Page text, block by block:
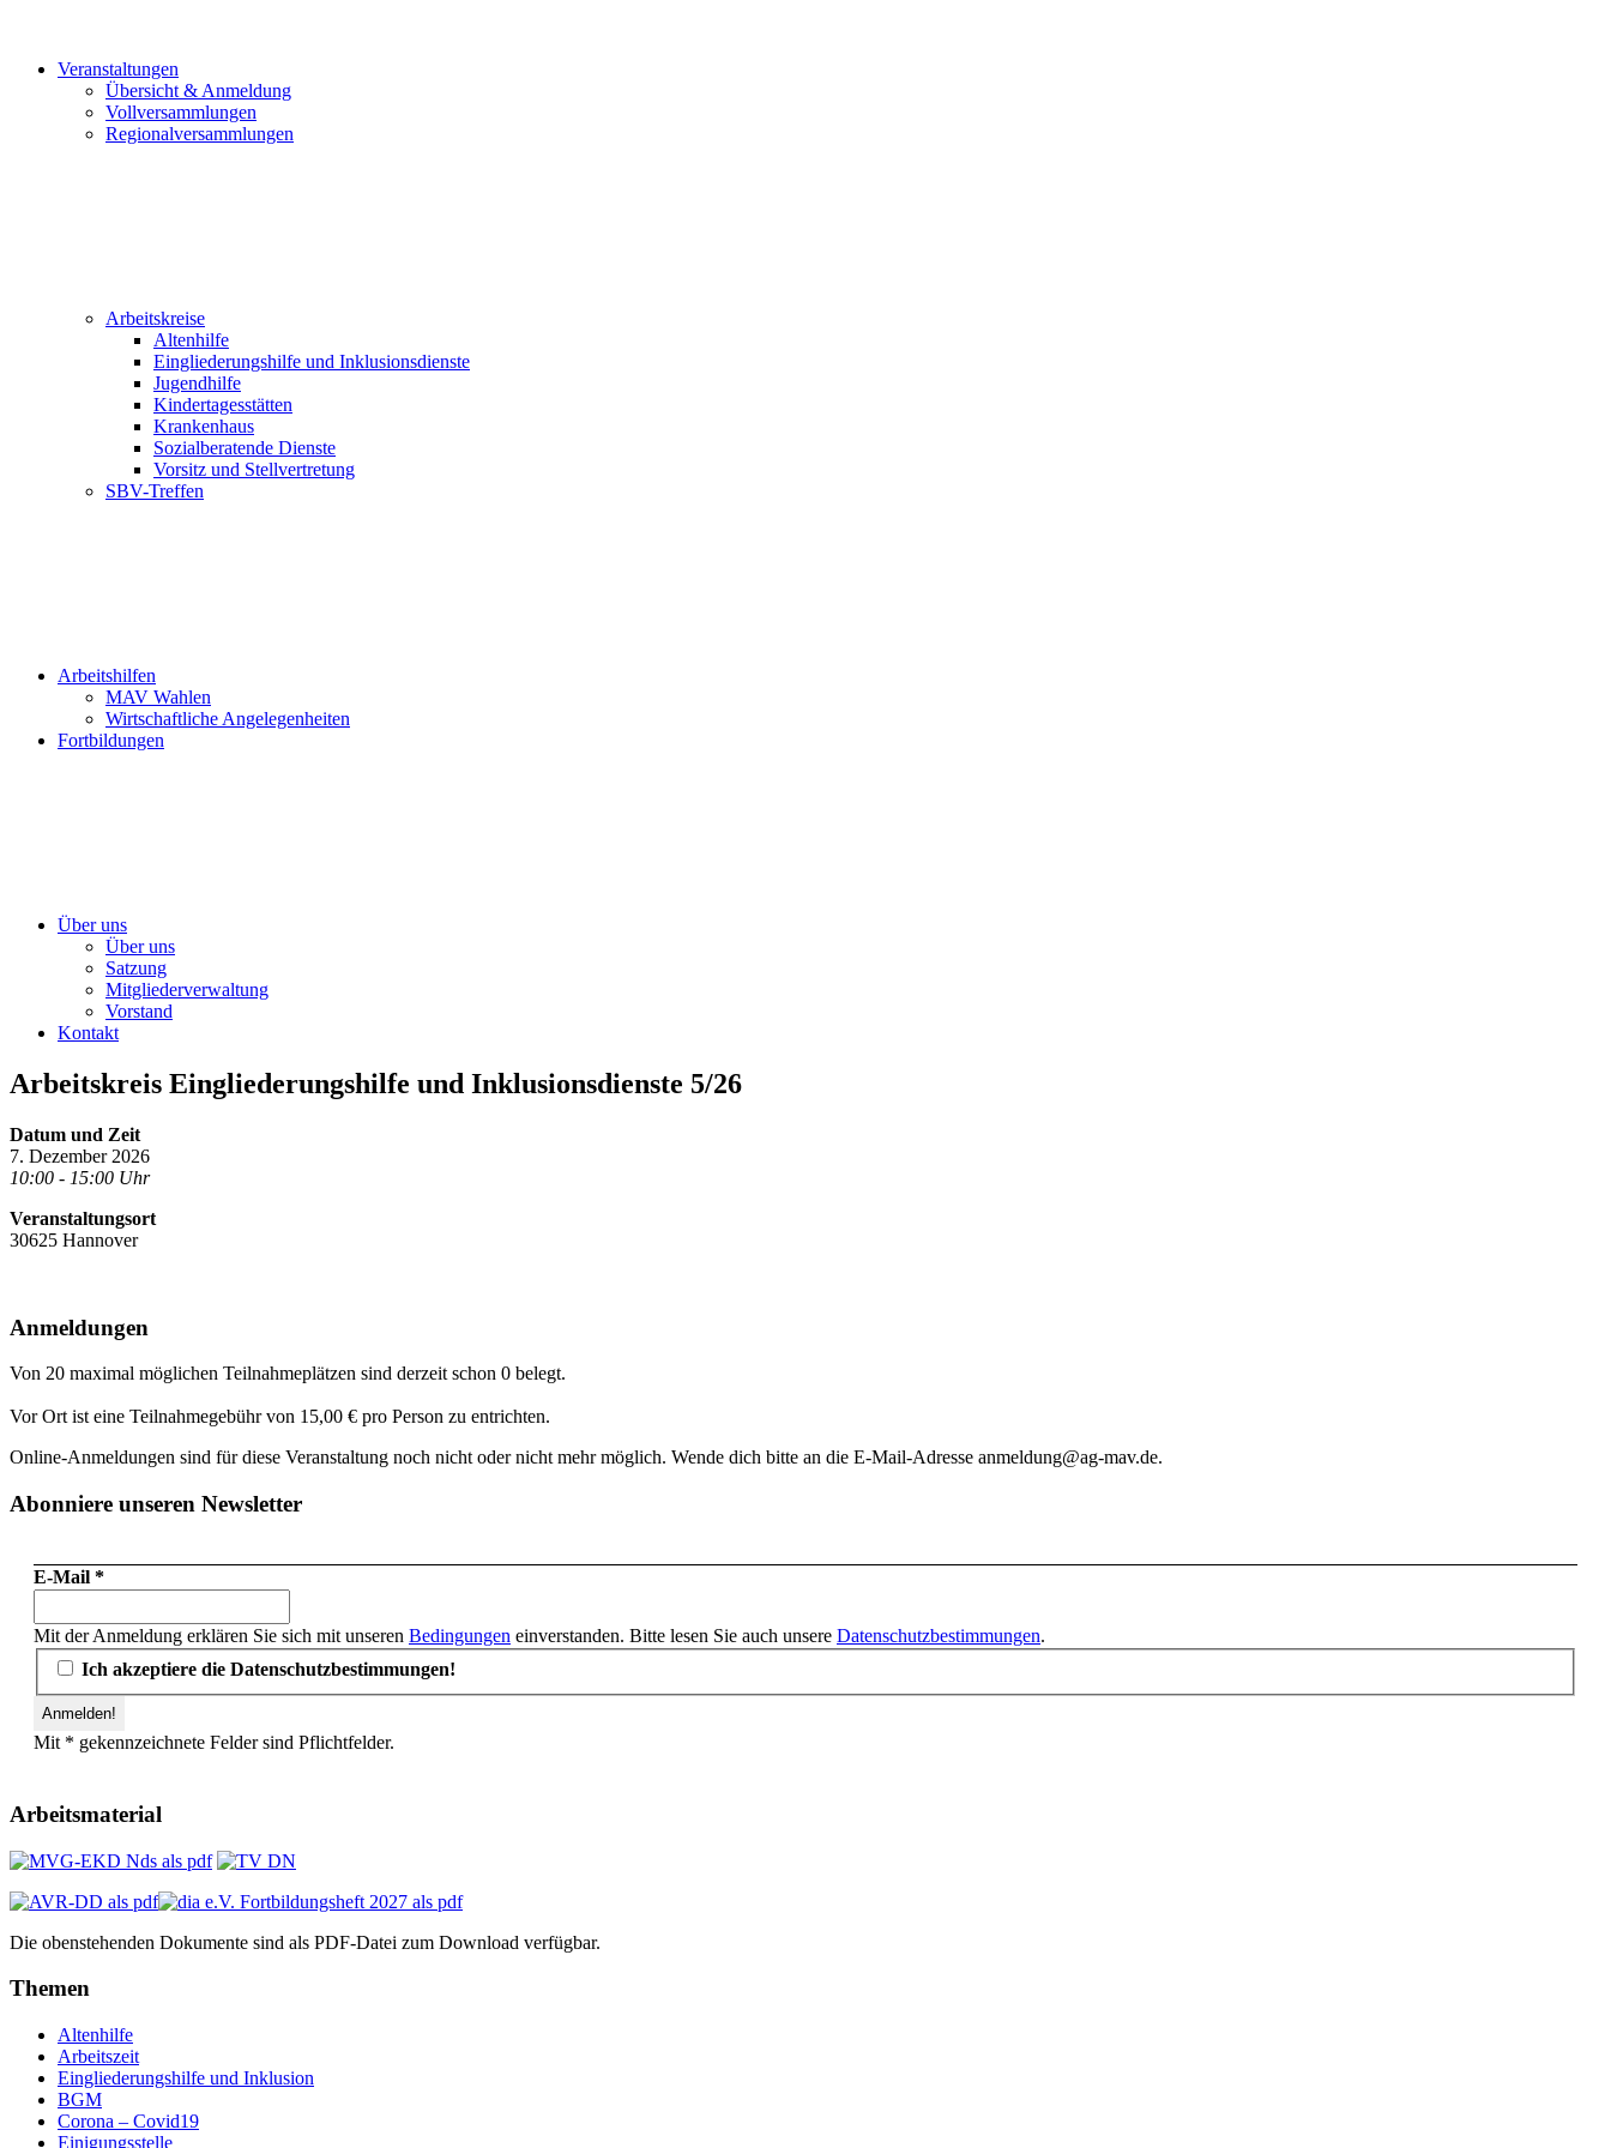
Veranstaltungen
Übersicht & Anmeldung
Vollversammlungen
Regionalversammlungen
Arbeitskreise
Altenhilfe
Eingliederungshilfe und Inklusionsdienste
Jugendhilfe
Kindertagesstätten
Krankenhaus
Sozialberatende Dienste
Vorsitz und Stellvertretung
SBV-Treffen
Arbeitshilfen
MAV Wahlen
Wirtschaftliche Angelegenheiten
Fortbildungen
Über uns
Über uns
Satzung
Mitgliederverwaltung
Vorstand
Kontakt
Arbeitskreis Eingliederungshilfe und Inklusionsdienste 5/26
Datum und Zeit
7. Dezember 2026
10:00 - 15:00 Uhr
Veranstaltungsort
30625 Hannover
Anmeldungen
Von 20 maximal möglichen Teilnahmeplätzen sind derzeit schon 0 belegt.
Vor Ort ist eine Teilnahmegebühr von 15,00 € pro Person zu entrichten.
Online-Anmeldungen sind für diese Veranstaltung noch nicht oder nicht mehr möglich. Wende dich bitte an die E-Mail-Adresse anmeldung@ag-mav.de.
Abonniere unseren Newsletter
E-Mail *
Mit der Anmeldung erklären Sie sich mit unseren Bedingungen einverstanden. Bitte lesen Sie auch unsere Datenschutzbestimmungen.
Ich akzeptiere die Datenschutzbestimmungen!
Mit * gekennzeichnete Felder sind Pflichtfelder.
Arbeitsmaterial
Die obenstehenden Dokumente sind als PDF-Datei zum Download verfügbar.
Themen
Altenhilfe
Arbeitszeit
Eingliederungshilfe und Inklusion
BGM
Corona – Covid19
Einigungsstelle